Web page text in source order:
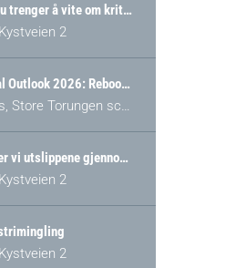
Arendalsuka: Alt du trenger å vite om kritiske og strategiske verdikjeder i Norge
2
Arendalsuka Global Outlook 2026: Rebooting Democracy for a New World Order
Arendal Kulturhus, Store Torungen scene
Arendalsuka: Kutter vi utslippene gjennom omstilling – eller tap av industri?
2
2